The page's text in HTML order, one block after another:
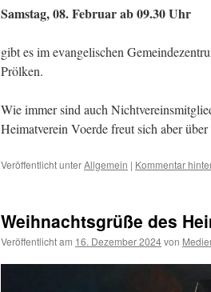
Samstag, 08. Februar ab 09.30 Uhr
gibt es im evangelischen
Prölken.
Wie immer sind auch
Heimatverein Voerde freut sich aber
Veröffentlicht unterAllgemein | Kommentar
Weihnachtsgrüße des
Veröffentlicht am 16. Dezember 2024von